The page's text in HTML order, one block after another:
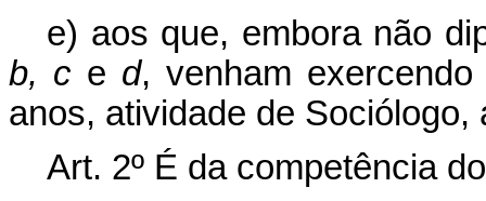
e) aos que, embora não
b, c e d, venham
anos, atividade de
Art. 2º É da competência